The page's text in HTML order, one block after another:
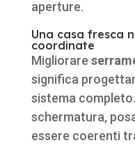
aperture.
Una casa fresca
coordinate
Migliorare
significa
sistema
schermatura,
essere coerenti